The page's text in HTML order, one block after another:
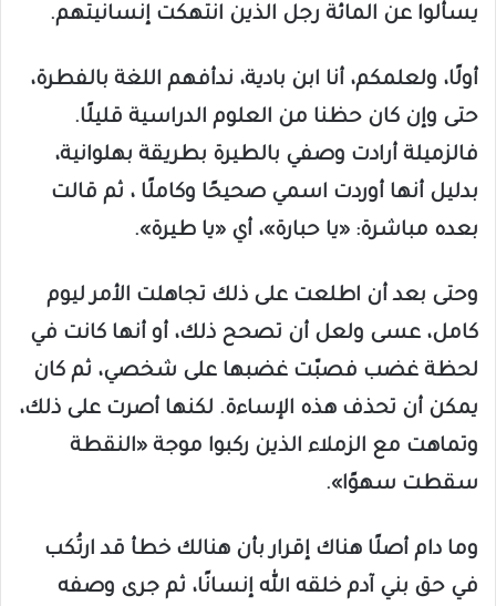
يسألوا عن المائة رجل الذين انتهكت إنسانيتهم.
أولًا، ولعلمكم، أنا ابن بادية، ندأفهم اللغة بالفطرة،
حتى وإن كان حظنا من العلوم الدراسية قليلًا.
فالزميلة أرادت وصفي بالطيرة بطريقة بهلوانية،
بدليل أنها أوردت اسمي صحيحًا وكاملًا ، ثم قالت
بعده مباشرة: «يا حبارة»، أي «يا طيرة».
وحتى بعد أن اطلعت على ذلك تجاهلت الأمر ليوم
كامل، عسى ولعل أن تصحح ذلك، أو أنها كانت في
لحظة غضب فصبّت غضبها على شخصي، ثم كان
يمكن أن تحذف هذه الإساءة. لكنها أصرت على ذلك،
وتماهت مع الزملاء الذين ركبوا موجة «النقطة
سقطت سهوًا».
وما دام أصلًا هناك إقرار بأن هنالك خطأ قد ارتُكب
في حق بني آدم خلقه الله إنسانًا، ثم جرى وصفه